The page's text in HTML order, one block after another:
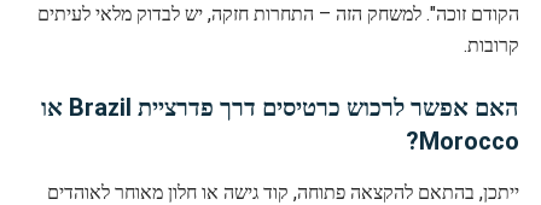
הקודם זוכה". למשחק הזה – התחרות חזקה, יש לבדוק מלאי לעיתים
קרובות.
האם אפשר לרכוש כרטיסים דרך פדרציית Brazil או
Morocco?
ייתכן, בהתאם להקצאה פתוחה, קוד גישה או חלון מאוחר לאוהדים